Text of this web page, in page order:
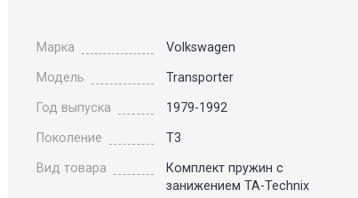
Марка
Volkswagen
Модель
Transporter
Год выпуска
1979-1992
Поколение
T3
Вид товара
Комплект пружин с
занижением TA-Technix